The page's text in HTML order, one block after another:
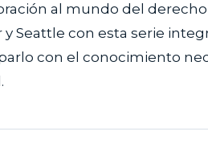
al mundo del
Seattle con esta serie
con el conocimiento